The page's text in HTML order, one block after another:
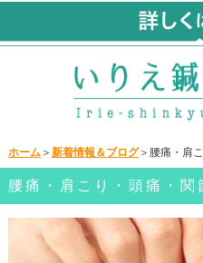
ホーム＞ 新着情報＆ブログ＞腰痛・肩
腰痛・肩こり・頭痛・